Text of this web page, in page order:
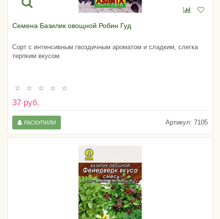
Семена Базилик овощной Робин Гуд
Сорт с интенсивным гвоздичным ароматом и сладким, слегка
терпким вкусом.
37 руб.
Артикул: 7105
РАСКУПИЛИ